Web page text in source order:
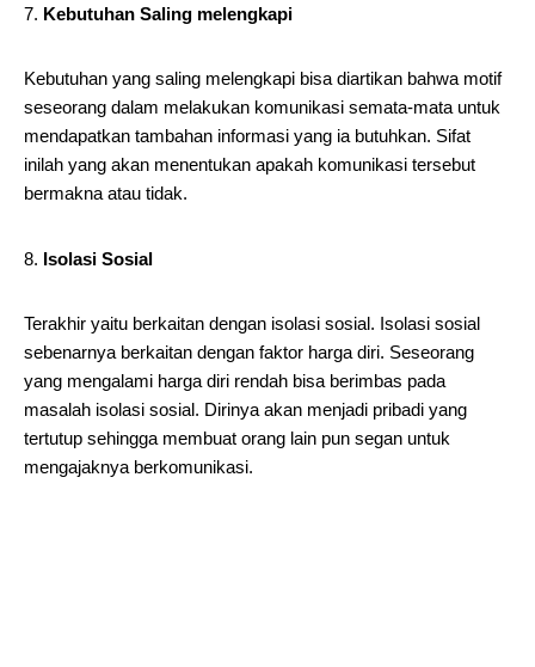
Kebutuhan Saling melengkapi
Kebutuhan yang saling melengkapi bisa diartikan bahwa motif
seseorang dalam melakukan komunikasi semata-mata untuk
mendapatkan tambahan informasi yang ia butuhkan. Sifat
inilah yang akan menentukan apakah komunikasi tersebut
bermakna atau tidak.
Isolasi Sosial
Terakhir yaitu berkaitan dengan isolasi sosial. Isolasi sosial
sebenarnya berkaitan dengan faktor harga diri. Seseorang
yang mengalami harga diri rendah bisa berimbas pada
masalah isolasi sosial. Dirinya akan menjadi pribadi yang
tertutup sehingga membuat orang lain pun segan untuk
mengajaknya berkomunikasi.